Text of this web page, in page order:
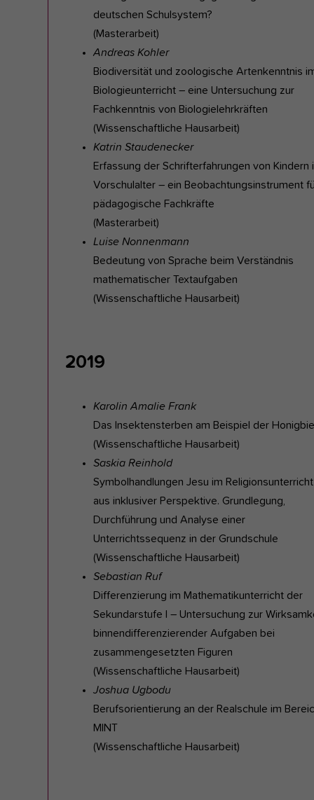
deutschen Schulsystem?
(Masterarbeit)
Andreas Kohler
Biodiversität und zoologische Artenkenntnis
Biologieunterricht – eine Untersuchung zur
Fachkenntnis von Biologielehrkräften
(Wissenschaftliche Hausarbeit)
Katrin Staudenecker
Erfassung der Schrifterfahrungen von Kindern
Vorschulalter – ein Beobachtungsinstrument
pädagogische Fachkräfte
(Masterarbeit)
Luise Nonnenmann
Bedeutung von Sprache beim Verständnis
mathematischer Textaufgaben
(Wissenschaftliche Hausarbeit)
2019
Karolin Amalie Frank
Das Insektensterben am Beispiel der
(Wissenschaftliche Hausarbeit)
Saskia Reinhold
Symbolhandlungen Jesu im Religionsunterricht
aus inklusiver Perspektive. Grundlegung,
Durchführung und Analyse einer
Unterrichtssequenz in der Grundschule
(Wissenschaftliche Hausarbeit)
Sebastian Ruf
Differenzierung im Mathematikunterricht der
Sekundarstufe I – Untersuchung zur
binnendifferenzierender Aufgaben bei
zusammengesetzten Figuren
(Wissenschaftliche Hausarbeit)
Joshua Ugbodu
Berufsorientierung an der Realschule im
MINT
(Wissenschaftliche Hausarbeit)